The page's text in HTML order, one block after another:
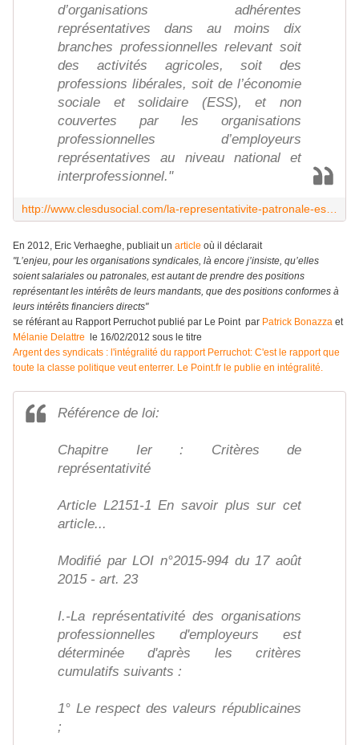
d’organisations adhérentes
représentatives dans au moins dix
branches professionnelles relevant soit
des activités agricoles, soit des
professions libérales, soit de l’économie
sociale et solidaire (ESS), et non
couvertes par les organisations
professionnelles d’employeurs
représentatives au niveau national et
interprofessionnel."
En 2012, Eric Verhaeghe, publiait un article où il déclarait
"L’enjeu, pour les organisations syndicales, là encore j’insiste, qu’elles
soient salariales ou patronales, est autant de prendre des positions
représentant les intérêts de leurs mandants, que des positions conformes à
leurs intérêts financiers directs"
se référant au Rapport Perruchot publié par Le Point par Patrick Bonazza et
Mélanie Delattre le 16/02/2012 sous le titre
Argent des syndicats : l'intégralité du rapport Perruchot: C'est le rapport que
toute la classe politique veut enterrer. Le Point.fr le publie en intégralité.
Référence de loi:
Chapitre Ier : Critères de
représentativité
Article L2151-1 En savoir plus sur cet
article...
Modifié par LOI n°2015-994 du 17 août
2015 - art. 23
I.-La représentativité des organisations
professionnelles d'employeurs est
déterminée d'après les critères
cumulatifs suivants :
1° Le respect des valeurs républicaines
;